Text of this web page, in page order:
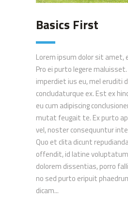
Basics First
Lorem ipsum dolor sit amet,
Pro ei purto legere
imperdiet ius eu, mel eruditi
concludaturque ex. Est ex
eu cum adipiscing
mutat feugait te. Ex purto
vel, noster consequuntur
Quo et clita dicunt
offendit, id latine voluptatum
dolorem dissentias, porro
no sed purto eripuit
dicam...